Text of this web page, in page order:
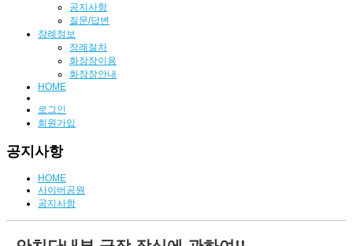
공지사항
질문/답변
장례정보
장례절차
화장장이용
화장장안내
HOME
로그인
회원가입
공지사항
HOME
사이버공원
공지사항